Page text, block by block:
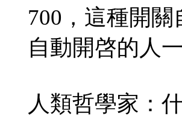
700，這種開
自動開啓的人
人類哲學家：